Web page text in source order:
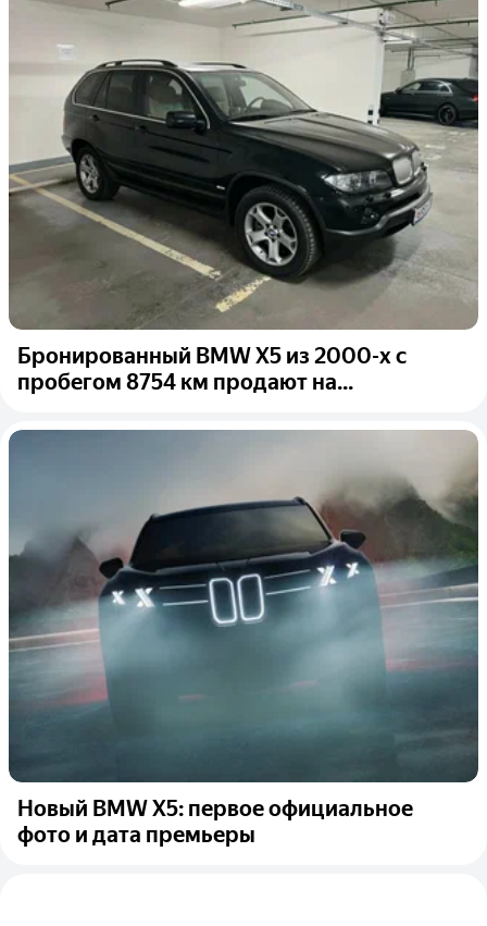
Бронированный BMW X5 из 2000-х с
пробегом 8754 км продают на...
Новый BMW X5: первое официальное
фото и дата премьеры